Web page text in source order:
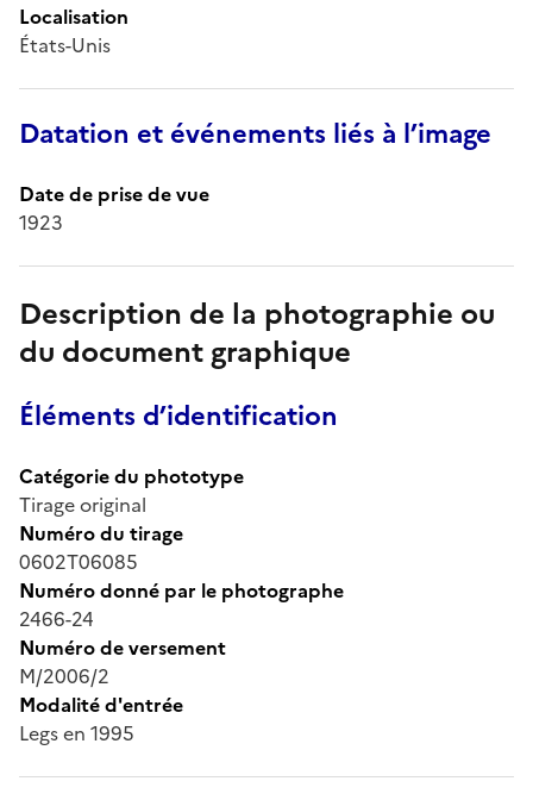
Localisation
États-Unis
Datation et événements liés à l’image
Date de prise de vue
1923
Description de la photographie ou
du document graphique
Éléments d’identification
Catégorie du phototype
Tirage original
Numéro du tirage
0602T06085
Numéro donné par le photographe
2466-24
Numéro de versement
M/2006/2
Modalité d'entrée
Legs en 1995